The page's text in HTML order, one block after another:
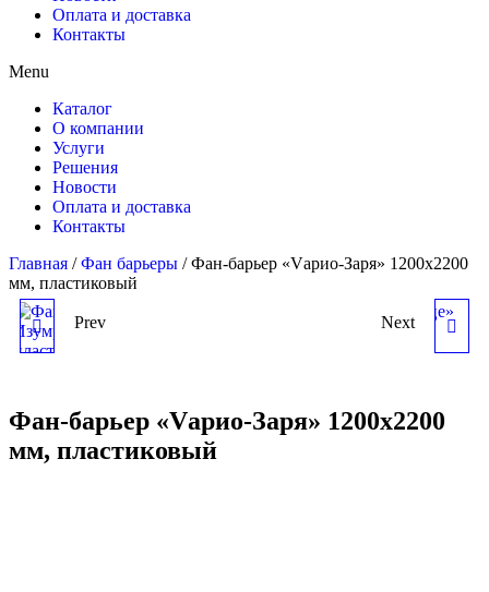
Оплата и доставка
Контакты
Menu
Каталог
О компании
Услуги
Решения
Новости
Оплата и доставка
Контакты
Главная /Фан барьеры / Фан-барьер «Vарио-Заря» 1200х2200
мм, пластиковый
ФАН-БАРЬЕР «VАРИО-
ММ, ПЛАСТИКОВЫЙ
Prev ФАН-БАРЬЕР «VАРИО-
ММ, ПЛАСТИКОВЫЙ
Next
Фан-барьер «Vарио-Заря» 1200х2200
мм, пластиковый